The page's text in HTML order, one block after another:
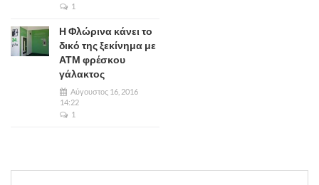
1
Η Φλώρινα κάνει το
δικό της ξεκίνημα με
ΑΤΜ φρέσκου
γάλακτος
Αύγουστος 16, 2016
14:22
1